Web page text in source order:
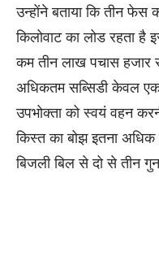
उन्होंने बताया कि तीन
किलोवाट का लोड रहता
कम तीन लाख पचास हजार
अधिकतम सब्सिडी केवल
उपभोक्ता को स्वयं वहन
किस्त का बोझ इतना अधिक
बिजली बिल से दो से तीन